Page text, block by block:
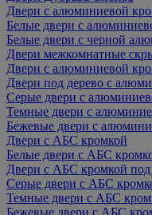
Двери с алюминиевой
Белые двери с
Белые двери с черной
Двери межкомнатные
Двери с алюминиевой
Двери под дерево с
Серые двери с
Темные двери с
Бежевые двери с
Двери с АБС кромкой
Белые двери с АБС
Двери с АБС кромкой под
Серые двери с АБС
Темные двери с АБС
Бежевые двери с АБС